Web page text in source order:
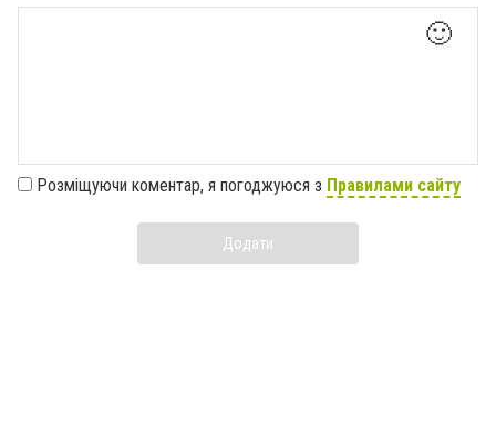
🙂
Розміщуючи коментар, я погоджуюся з Правилами сайту
Додати